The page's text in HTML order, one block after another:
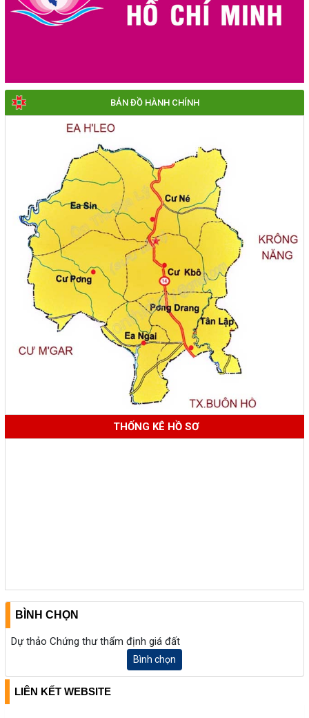
BẢN ĐỒ HÀNH CHÍNH
THỐNG KÊ HỒ SƠ
BÌNH CHỌN
Dự thảo Chứng thư thẩm định giá đất
Bình chọn
LIÊN KẾT WEBSITE